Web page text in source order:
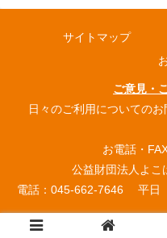
サイトマップ
ご意見・
日々のご利用についてのお
お電話・
公益財団法人よこ
電話：045-662-7646 平
© 2004 よこはま